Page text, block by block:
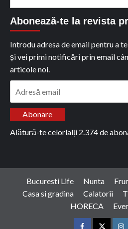
Abonează-te la revista
Introdu adresa de email pentru a
și vei primi notificări prin email
articole noi.
Abonare
Alătură-te celorlalți 2.374 de
Bucuresti Life Nunta
Casa si gradina
Calatorii
HORECA